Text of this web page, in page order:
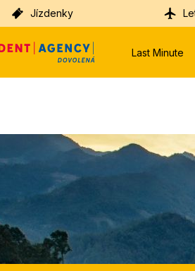
Jízdenky
Last Minute